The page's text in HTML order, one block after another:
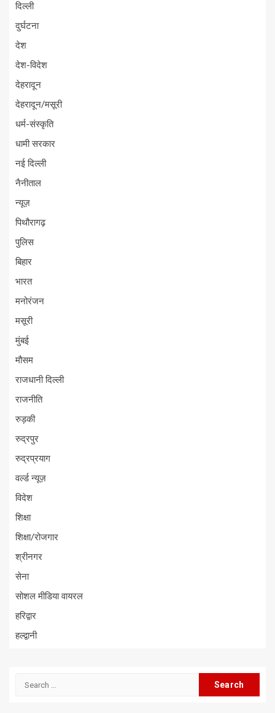
दिल्ली
दुर्घटना
देश
देश-विदेश
देहरादून
देहरादून/मसूरी
धर्म-संस्कृति
धामी सरकार
नई दिल्ली
नैनीताल
न्यूज़
पिथौरागढ़
पुलिस
बिहार
भारत
मनोरंजन
मसूरी
मुंबई
मौसम
राजधानी दिल्ली
राजनीति
रुड़की
रुद्रपुर
रुद्रप्रयाग
वर्ल्ड न्यूज़
विदेश
शिक्षा
शिक्षा/रोजगार
श्रीनगर
सेना
सोशल मीडिया वायरल
हरिद्वार
हल्द्वानी
Search